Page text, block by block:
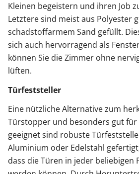
Kleinen begeistern und ihren Job
Letztere sind meist aus Polyester
schadstoffarmem Sand gefüllt.
sich auch hervorragend als
können Sie die Zimmer ohne
lüften.
Türfeststeller
Eine nützliche Alternative zum
Türstopper und besonders gut für
geeignet sind robuste
Aluminium oder Edelstahl
dass die Türen in jeder beliebigen